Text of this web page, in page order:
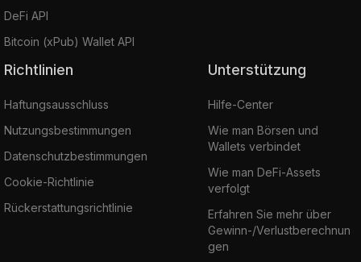
DeFi API
Bitcoin (xPub) Wallet API
Richtlinien
Haftungsausschluss
Nutzungsbestimmungen
Datenschutzbestimmungen
Cookie-Richtlinie
Rückerstattungsrichtlinie
Unterstützung
Hilfe-Center
Wie man Börsen und
Wallets verbindet
Wie man DeFi-Assets
verfolgt
Erfahren Sie mehr über
Gewinn-/Verlustberechnun
gen